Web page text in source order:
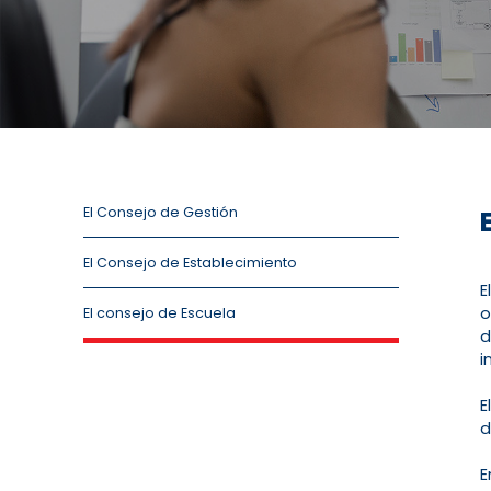
El Consejo de Gestión
El Consejo de Establecimiento
El consejo de Escuela